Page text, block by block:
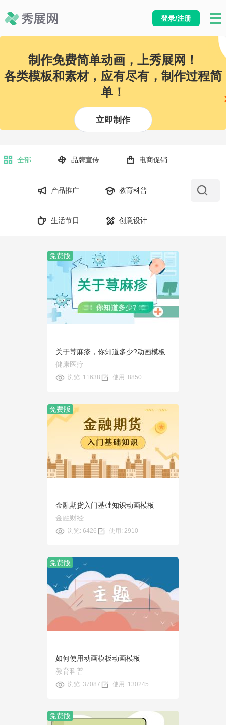
登录/注册
制作免费简单动画，上秀展网！
各类模板和素材，应有尽有，制作过程简
单！
立即制作
全部 品牌宣传 电商促销
产品推广 教育科普
生活节日 创意设计
免费版
预览
使用
关于荨麻疹，你知道多少?动画模板
健康医疗
浏览: 11638 使用: 8850
免费版
预览
金融期货入门基础知识动画模板
金融财经
浏览: 6426 使用: 2910
免费版
预览
使用
如何使用动画模板动画模板
教育科普
浏览: 37087 使用: 130245
免费版